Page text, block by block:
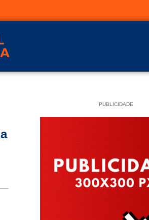
PUBLICIDADE